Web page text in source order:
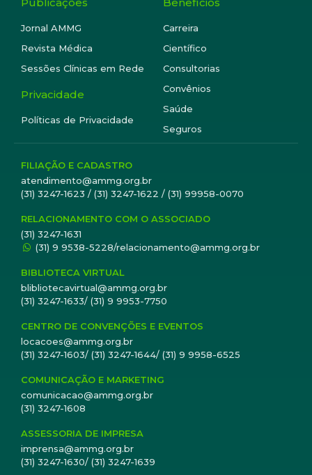
Jornal AMMG
Revista Médica
Sessões Clínicas em Rede
Privacidade
Políticas de Privacidade
Carreira
Científico
Consultorias
Convênios
Saúde
Seguros
FILIAÇÃO E CADASTRO
atendimento@ammg.org.br
(31) 3247-1623 / (31) 3247-1622 / (31) 99958-0070
RELACIONAMENTO COM O ASSOCIADO
(31) 3247-1631
(31) 9 9538-5228/relacionamento@ammg.org.br
BIBLIOTECA VIRTUAL
blibliotecavirtual@ammg.org.br
(31) 3247-1633/ (31) 9 9953-7750
CENTRO DE CONVENÇÕES E EVENTOS
locacoes@ammg.org.br
(31) 3247-1603/ (31) 3247-1644/ (31) 9 9958-6525
COMUNICAÇÃO E MARKETING
comunicacao@ammg.org.br
(31) 3247-1608
ASSESSORIA DE IMPRESA
imprensa@ammg.org.br
(31) 3247-1630/ (31) 3247-1639